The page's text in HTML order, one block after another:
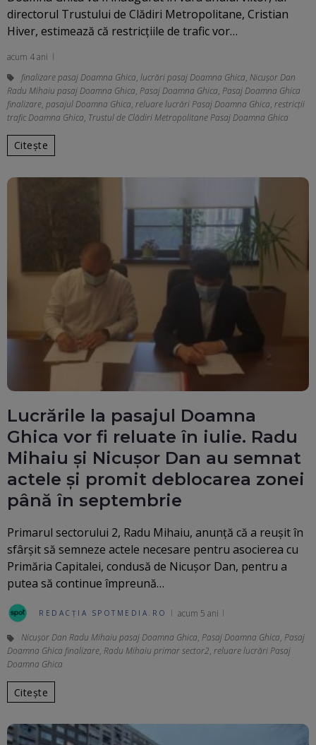
directorul Trustului de Clădiri Metropolitane, Cristian
Hiver, estimează că restricţiile de trafic vor…
acum 4 ani
finalizare pasaj Doamna Ghica, lucrări pasaj Doamna Ghica, Nicușor Dan
Radu Mihaiu pasaj Doamna Ghica, Pasaj Doamna Ghica, Pasaj Doamna Ghica
finalizare, pasajul Doamna Ghica, reluare lucrări Pasaj Doamna Ghica, restricții
trafic Doamna Ghica, Trustul de Clădiri Metropolitane Pasaj Doamna Ghica
Citește
Lucrările la pasajul Doamna
Ghica vor fi reluate în iulie. Radu
Mihaiu și Nicușor Dan au semnat
actele și promit deblocarea zonei
până în septembrie
Primarul sectorului 2, Radu Mihaiu, anunță că a reușit în
sfârșit să semneze actele necesare pentru asocierea cu
Primăria Capitalei, condusă de Nicușor Dan, pentru a
putea să continue împreună…
REDACȚIA SPOTMEDIA.RO acum 5 ani
Nicușor Dan Radu Mihaiu pasaj Doamna Ghica, Pasaj Doamna Ghica, Pasaj
Doamna Ghica finalizare, Radu Mihaiu primar sector2, reluare lucrări Pasaj
Doamna Ghica
Citește